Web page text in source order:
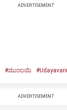
ADVERTISEMENT
#ಮುಂಬಯಿ
ADVERTISEMENT